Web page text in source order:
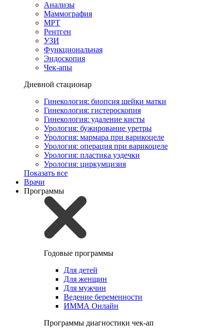
Анализы
Маммография
МРТ
Рентген
УЗИ
Функциональная
Эндоскопия
Чек-апы
Дневной стационар
Гинекология: биопсия шейки матки
Гинекология: гистероскопия
Гинекология: удаление кисты
Урология: бужирование уретры
Урология: мармара при варикоцеле
Урология: операция при варикоцеле
Урология: пластика уздечки
Урология: циркумцизия
Показать все
Врачи
Программы
Годовые программы
Для детей
Для женщин
Для мужчин
Ведение беременности
ИММА Онлайн
Программы диагностики чек-ап